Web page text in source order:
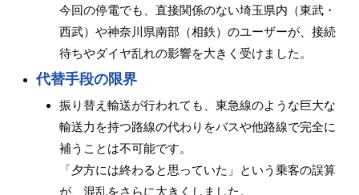
今回の停電でも、直接関係のない埼玉県内（東武・
西武）や神奈川県南部（相鉄）のユーザーが、接続
待ちやダイヤ乱れの影響を大きく受けました。
代替手段の限界
振り替え輸送が行われても、東急線のような巨大な
輸送力を持つ路線の代わりをバスや他路線で完全に
補うことは不可能です。
「夕方には終わると思っていた」という乗客の誤算
が、混乱をさらに大きくしました。